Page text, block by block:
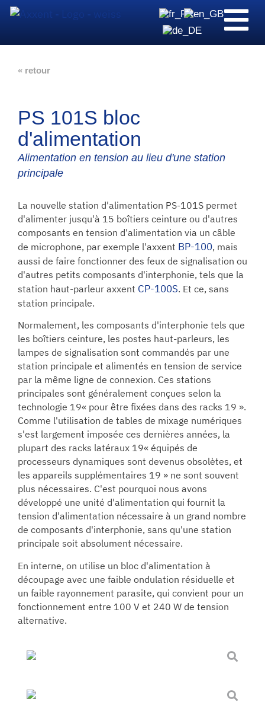
« retour
PS 101S bloc
d'alimentation
Alimentation en tension au lieu d'une station
principale
La nouvelle station d'alimentation PS-101S permet
d'alimenter jusqu'à 15 boîtiers ceinture ou d'autres
composants en tension d'alimentation via un câble
de microphone, par exemple l'axxent BP-100, mais
aussi de faire fonctionner des feux de signalisation ou
d'autres petits composants d'interphonie, tels que la
station haut-parleur axxent CP-100S. Et ce, sans
station principale.
Normalement, les composants d'interphonie tels que
les boîtiers ceinture, les postes haut-parleurs, les
lampes de signalisation sont commandés par une
station principale et alimentés en tension de service
par la même ligne de connexion. Ces stations
principales sont généralement conçues selon la
technologie 19« pour être fixées dans des racks 19 ».
Comme l'utilisation de tables de mixage numériques
s'est largement imposée ces dernières années, la
plupart des racks latéraux 19« équipés de
processeurs dynamiques sont devenus obsolètes, et
les appareils supplémentaires 19 » ne sont souvent
plus nécessaires. C'est pourquoi nous avons
développé une unité d'alimentation qui fournit la
tension d'alimentation nécessaire à un grand nombre
de composants d'interphonie, sans qu'une station
principale soit absolument nécessaire.
En interne, on utilise un bloc d'alimentation à
découpage avec une faible ondulation résiduelle et
un faible rayonnement parasite, qui convient pour un
fonctionnement entre 100 V et 240 W de tension
alternative.